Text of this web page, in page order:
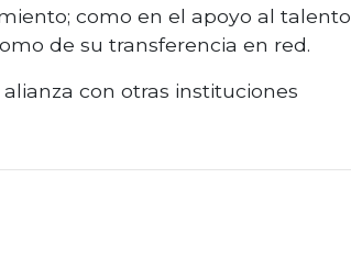
como en el apoyo al talento
de su transferencia en red.
con otras instituciones